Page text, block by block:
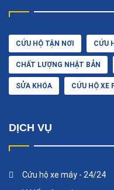
CỨU HỘ TẬN NƠI CỨU
CHẤT LƯỢNG NHẬT BẢN
SỬA KHÓA CỨU HỘ XE
DỊCH VỤ
Cứu hộ xe máy - 24/24